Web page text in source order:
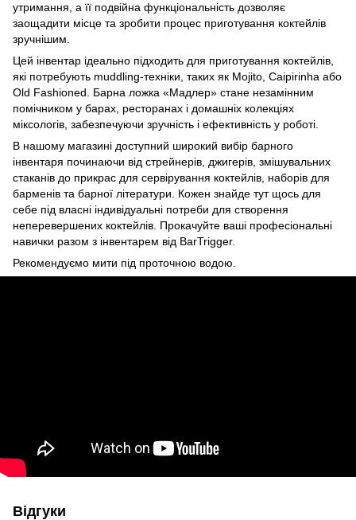
утримання, а її подвійна функціональність дозволяє
заощадити місце та зробити процес приготування коктейлів
зручнішим.
Цей інвентар ідеально підходить для приготування коктейлів,
які потребують muddling-техніки, таких як Mojito, Caipirinha або
Old Fashioned. Барна ложка «Мадлер» стане незамінним
помічником у барах, ресторанах і домашніх колекціях
міксологів, забезпечуючи зручність і ефективність у роботі.
В нашому магазині доступний широкий вибір барного
інвентаря починаючи від стрейнерів, джигерів, змішувальних
стаканів до прикрас для сервірування коктейлів, наборів для
барменів та барної літератури. Кожен знайде тут щось для
себе під власні індивідуальні потреби для створення
неперевершених коктейлів. Прокачуйте ваші професіональні
навички разом з інвентарем від BarTrigger.
Рекомендуємо мити під проточною водою.
Відгуки